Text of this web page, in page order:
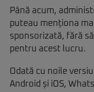
Până acum,
puteau menționa
sponsorizată, fără
pentru acest lucru.
Odată cu noile
Android și iOS,